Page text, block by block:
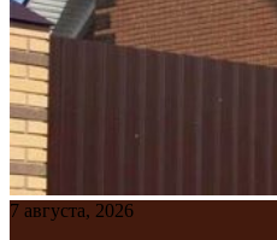
7 августа, 2026